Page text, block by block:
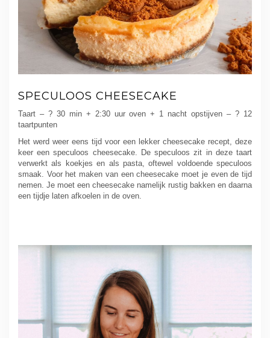
SPECULOOS CHEESECAKE
Taart – ? 30 min + 2:30 uur oven + 1 nacht opstijven – ? 12
taartpunten
Het werd weer eens tijd voor een lekker cheesecake recept, deze
keer een speculoos cheesecake. De speculoos zit in deze taart
verwerkt als koekjes en als pasta, oftewel voldoende speculoos
smaak. Voor het maken van een cheesecake moet je even de tijd
nemen. Je moet een cheesecake namelijk rustig bakken en daarna
een tijdje laten afkoelen in de oven.